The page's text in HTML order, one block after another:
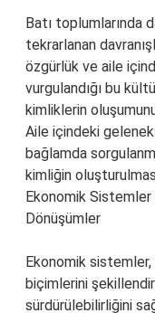
Batı toplumlarında
tekrarlanan
özgürlük ve aile
vurgulandığı bu
kimliklerin
Aile içindeki
bağlamda
kimliğin
Ekonomik
Dönüşümler
Ekonomik sistemler,
biçimlerini
sürdürülebilirliğini